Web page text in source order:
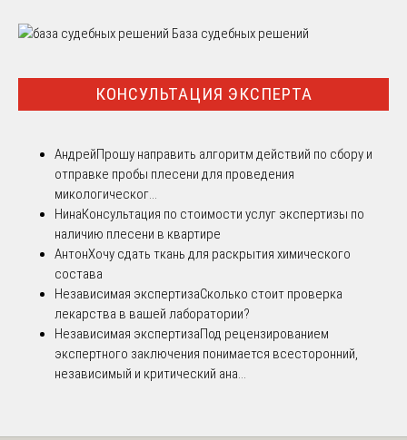
База судебных решений
КОНСУЛЬТАЦИЯ ЭКСПЕРТА
АндрейПрошу направить алгоритм действий по сбору и
отправке пробы плесени для проведения
микологическог...
НинаКонсультация по стоимости услуг экспертизы по
наличию плесени в квартире
АнтонХочу сдать ткань для раскрытия химического
состава
Независимая экспертизаСколько стоит проверка
лекарства в вашей лаборатории?
Независимая экспертизаПод рецензированием
экспертного заключения понимается всесторонний,
независимый и критический ана...